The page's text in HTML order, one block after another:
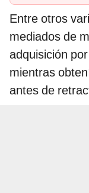
Entre otros
mediados de
adquisición
mientras
antes de